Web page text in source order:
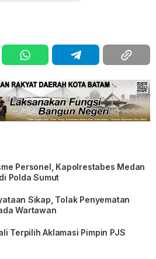
Personel, Kapolrestabes Medan
Polda Sumut
Sikap, Tolak Penyematan
Wartawan
Terpilih Aklamasi Pimpin PJS